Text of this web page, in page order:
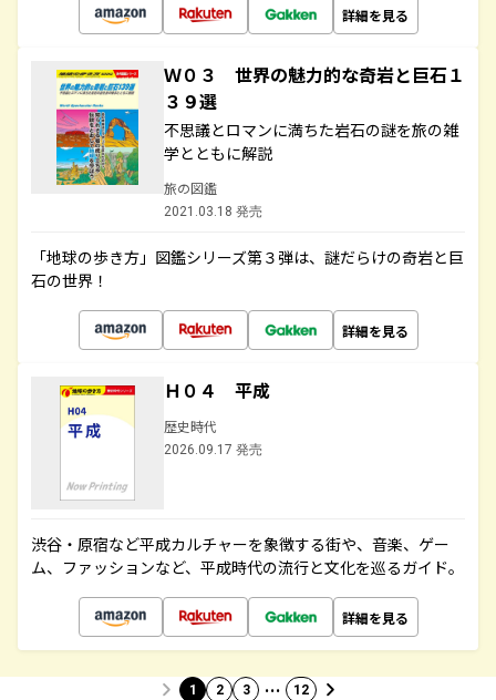
詳細を見る
Ｗ０３ 世界の魅力的な奇岩と巨石１
３９選
不思議とロマンに満ちた岩石の謎を旅の雑
学とともに解説
旅の図鑑
2021.03.18 発売
「地球の歩き方」図鑑シリーズ第３弾は、謎だらけの奇岩と巨
石の世界！
詳細を見る
Ｈ０４ 平成
歴史時代
2026.09.17 発売
渋谷・原宿など平成カルチャーを象徴する街や、音楽、ゲー
ム、ファッションなど、平成時代の流行と文化を巡るガイド。
詳細を見る
1 2 3 … 12